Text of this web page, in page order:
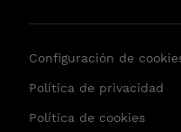
Configuración de
Política de privacidad
Política de cookies